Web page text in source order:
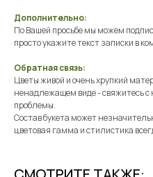
Дополнительно:
По Вашей просьбе мы можем
просто укажите текст записки в
Обратная связь:
Цветы живой и очень хрупкий
ненадлежащем виде - свяжитесь
проблемы.
Состав букета может
цветовая гамма и стилистика